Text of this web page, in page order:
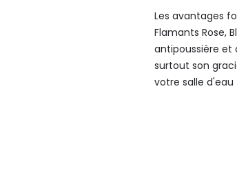
Les avantages
Flamants Rose,
antipoussière et
surtout son
votre salle d'eau